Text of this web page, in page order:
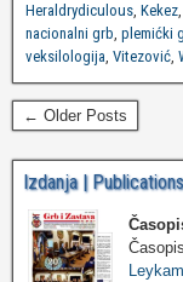
Heraldrydiculous, Kekez,
nacionalni grb, plemićki
veksilologija, Vitezović,
← Older Posts
Izdanja | Publications